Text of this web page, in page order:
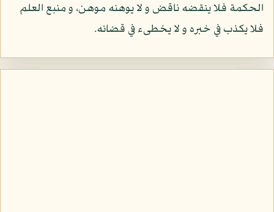
الحكمة فلا ينقضه ناقض و لا يوهنه موهن، و منبع العلم
فلا يكذب في خبره و لا يخطىء في قضائه.